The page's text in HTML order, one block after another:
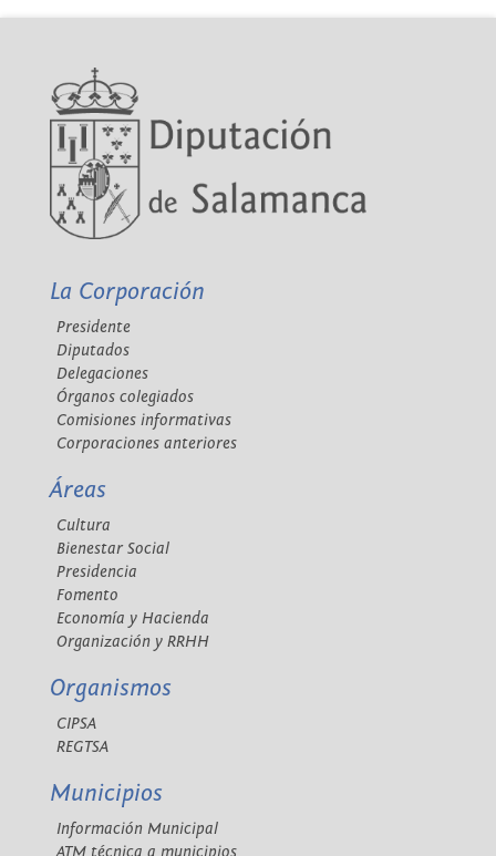
La Corporación
Presidente
Diputados
Delegaciones
Órganos colegiados
Comisiones informativas
Corporaciones anteriores
Áreas
Cultura
Bienestar Social
Presidencia
Fomento
Economía y Hacienda
Organización y RRHH
Organismos
CIPSA
REGTSA
Municipios
Información Municipal
ATM técnica a municipios